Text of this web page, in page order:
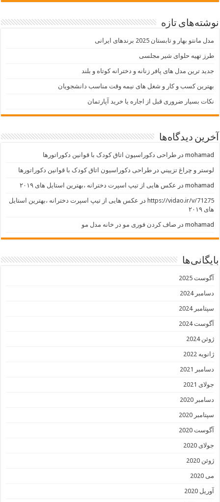
نوشته‌های تازه
مدل مانتو بهار و تابستان 2025 برندهای ایرانی
طرز تهیه حلوای شیر مجلسی
جدید ترین مدل های پافر زنانه و دخترانه کوتاه و بلند
بهترین کسب و کار و شغل های نیمه وقت مناسب دانشجویان
نکات بسیار ضروری قبل از اجاره یا خرید آپارتمان
آخرین دیدگاه‌ها
mohamad درطراحی دکوراسیون اتاق کودک با قوانین دکوراتورها
لوستر و چراغ تزييني درطراحی دکوراسیون اتاق کودک با قوانین دکوراتورها
mohamad در عکس هایی از تیپ اسپرت دخترانه ،بهترین استایل های ۲۰۱۹
https://vidao.ir/v/71275 در عکس هایی از تیپ اسپرت دخترانه ،بهترین استایل
های ۲۰۱۹
mohamad در صاف کردن فوری مو در خانه مدل مو
بایگانی‌ها
آگوست 2025
دسامبر 2024
سپتامبر 2024
آگوست 2024
ژوئن 2024
ژانویه 2022
دسامبر 2021
جولای 2021
دسامبر 2020
سپتامبر 2020
آگوست 2020
جولای 2020
ژوئن 2020
می 2020
آوریل 2020